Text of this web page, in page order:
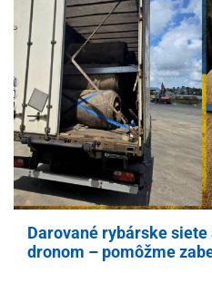
Darované rybárske
dronom – pomôžme